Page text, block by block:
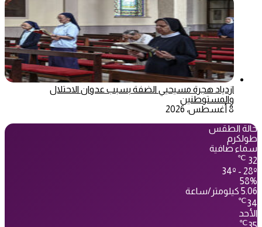
ازدياد هجرة مسيحيي الضفة بسبب عدوان الاحتلال
والمستوطنين
8 أغسطس، 2026
حالة الطقس
طولكرم
سماء صافية
32
℃
34º - 28º
58%
5.06 كيلومتر/ساعة
34
℃
الأحد
℃